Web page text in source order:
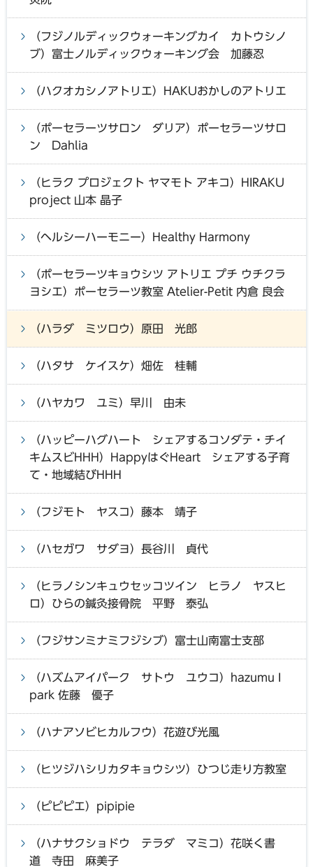
（フジノルディックウォーキングカイ カトウシノ
ブ）富士ノルディックウォーキング会 加藤忍
（ハクオカシノアトリエ）HAKUおかしのアトリエ
（ポーセラーツサロン ダリア）ポーセラーツサロ
ン Dahlia
（ヒラク プロジェクト ヤマモト アキコ）HIRAKU
project 山本 晶子
（ヘルシーハーモニー）Healthy Harmony
（ポーセラーツキョウシツ アトリエ プチ ウチクラ
ヨシエ）ポーセラーツ教室 Atelier-Petit 内倉 良会
（ハラダ ミツロウ）原田 光郎
（ハタサ ケイスケ）畑佐 桂輔
（ハヤカワ ユミ）早川 由未
（ハッピーハグハート シェアするコソダテ・チイ
キムスビHHH）HappyはぐHeart シェアする子育
て・地域結びHHH
（フジモト ヤスコ）藤本 靖子
（ハセガワ サダヨ）長谷川 貞代
（ヒラノシンキュウセッコツイン ヒラノ ヤスヒ
ロ）ひらの鍼灸接骨院 平野 泰弘
（フジサンミナミフジシブ）富士山南富士支部
（ハズムアイパーク サトウ ユウコ）hazumu I
park 佐藤 優子
（ハナアソビヒカルフウ）花遊び光風
（ヒツジハシリカタキョウシツ）ひつじ走り方教室
（ピピピエ）pipipie
（ハナサクショドウ テラダ マミコ）花咲く書
道 寺田 麻美子